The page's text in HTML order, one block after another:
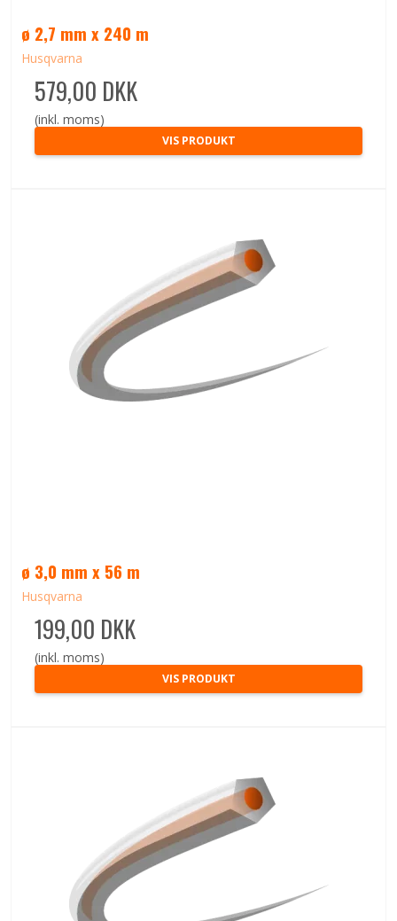
ø 2,7 mm x 240 m
Husqvarna
579,00 DKK
(inkl. moms)
VIS PRODUKT
ø 3,0 mm x 56 m
Husqvarna
199,00 DKK
(inkl. moms)
VIS PRODUKT